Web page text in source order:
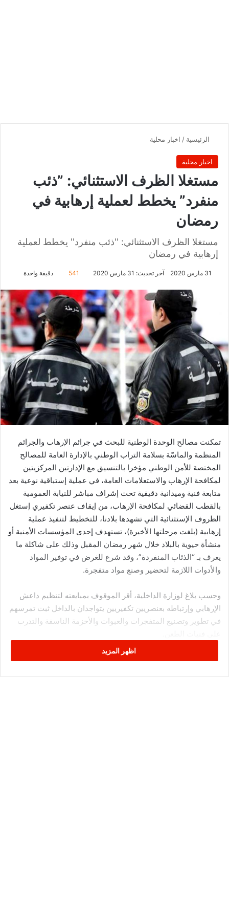
الرئيسية / اخبار محلية
اخبار محلية
مستغلا الظرف الاستثنائي: ”ذئب
منفرد” يخطط لعملية إرهابية في
رمضان
مستغلا الظرف الاستثنائي: ''ذئب منفرد'' يخطط لعملية
إرهابية في رمضان
31 مارس 2020 آخر تحديث: 31 مارس 2020 541 دقيقة واحدة
تمكنت مصالح الوحدة الوطنية للبحث في جرائم الإرهاب والجرائم
المنظمة والماسّة بسلامة التراب الوطني بالإدارة العامة للمصالح
المختصة للأمن الوطني مؤخرا بالتنسيق مع الإدارتين المركزيتين
لمكافحة الإرهاب والاستعلامات العامة، في عملية إستباقية نوعية بعد
متابعة فنية وميدانية دقيقية تحت إشراف مباشر للنيابة العمومية
بالقطب القضائي لمكافحة الإرهاب، من إيقاف عنصر تكفيري إستغل
الظروف الإستثنائية التي تشهدها بلادنا، للتخطيط لتنفيذ عملية
إرهابية (بلغت مرحلتها الأخيرة)، تستهدف إحدى المؤسسات الأمنية أو
منشأة حيوية بالبلاد خلال شهر رمضان المقبل وذلك على شاكلة ما
يعرف بـ “الذئاب المنفردة”، وقد شرع للغرض في توفير المواد
والأدوات اللازمة لتحضير وصنع مواد متفجرة.
وحسب بلاغ لوزارة الداخلية، أقر الموقوف بمبايعته لتنظيم داعش
الإرهابي وإرتباطه بعنصريين تكفيريين يتواجدان بالداخل ثبت تمرسهم
في تطوير وتصنيع المتفجرات والعبوات والأحزمة الناسفة والتدرب
بإحالة جميع الأطراف على القطب القضائي لمكافحة الإرهاب، أصدر
اظهر المزيد